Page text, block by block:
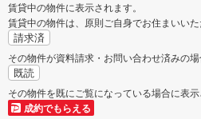
賃貸中の物件に表示されます。
賃貸中の物件は、原則ご自身でお住まいいた
請求済
その物件が資料請求・お問い合わせ済みの場
既読
その物件を既にご覧になっている場合に表示
成約でもらえる